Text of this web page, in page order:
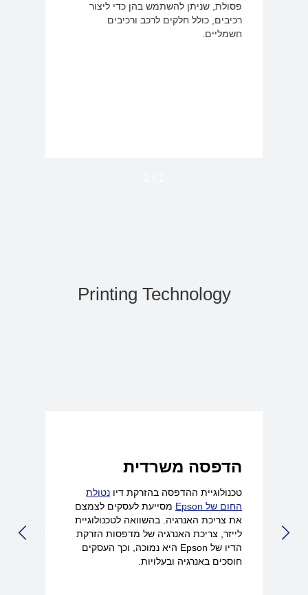
פסולת, שניתן להשתמש בהן כדי ליצור
רכיבים, כולל חלקים לרכב ורכיבים
חשמליים.
Printing Technology
הדפסה משרדית
טכנולוגיית ההדפסה בהזרקת דיו נטולת
החום של Epson‏
מסייעת לעסקים לצמצם
את צריכת האנרגיה. בהשוואה לטכנולוגיית
לייזר, צריכת האנרגיה של מדפסות הזרקת
הדיו של Epson היא נמוכה, וכך העסקים
חוסכים באנרגיה ובעלויות.
NEXT SLIDE